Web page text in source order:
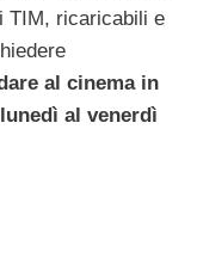
TIM, ricaricabili e
al cinema in
lunedì al venerdì